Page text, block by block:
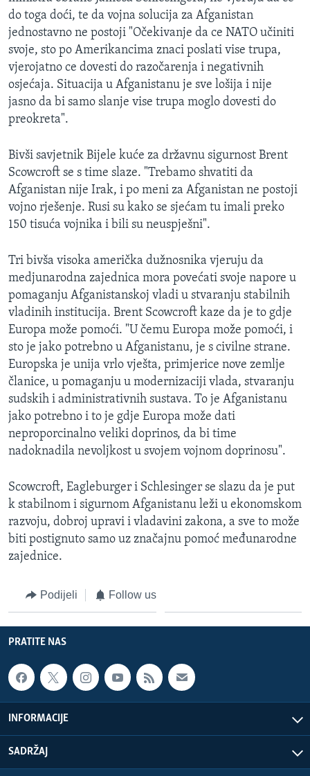
do toga doći, te da vojna solucija za Afganistan
jednostavno ne postoji "Očekivanje da ce NATO učiniti
svoje, sto po Amerikancima znaci poslati vise trupa,
vjerojatno ce dovesti do razočarenja i negativnih
osjećaja. Situacija u Afganistanu je sve lošija i nije
jasno da bi samo slanje vise trupa moglo dovesti do
preokreta".
Bivši savjetnik Bijele kuće za državnu sigurnost Brent
Scowcroft se s time slaze. "Trebamo shvatiti da
Afganistan nije Irak, i po meni za Afganistan ne postoji
vojno rješenje. Rusi su kako se sjećam tu imali preko
150 tisuća vojnika i bili su neuspješni".
Tri bivša visoka američka dužnosnika vjeruju da
medjunarodna zajednica mora povećati svoje napore u
pomaganju Afganistanskoj vladi u stvaranju stabilnih
vladinih institucija. Brent Scowcroft kaze da je to gdje
Europa može pomoći. "U čemu Europa može pomoći, i
sto je jako potrebno u Afganistanu, je s civilne strane.
Europska je unija vrlo vješta, primjerice nove zemlje
članice, u pomaganju u modernizaciji vlada, stvaranju
sudskih i administrativnih sustava. To je Afganistanu
jako potrebno i to je gdje Europa može dati
neproporcinalno veliki doprinos, da bi time
nadoknadila nevoljkost u svojem vojnom doprinosu".
Scowcroft, Eagleburger i Schlesinger se slazu da je put
k stabilnom i sigurnom Afganistanu leži u ekonomskom
razvoju, dobroj upravi i vladavini zakona, a sve to može
biti postignuto samo uz značajnu pomoć međunarodne
zajednice.
Podijeli Follow us
PRATITE NAS
INFORMACIJE
SADRŽAJ